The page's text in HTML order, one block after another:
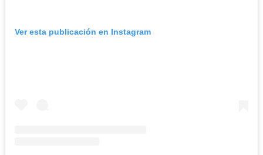
Ver esta publicación en Instagram